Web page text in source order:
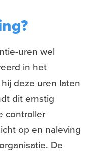
uren wel
in het
deze uren laten
dit ernstig
controller
op en naleving
De